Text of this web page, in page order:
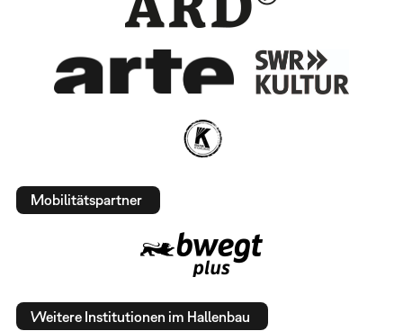
Mobilitätspartner
Weitere Institutionen im Hallenbau